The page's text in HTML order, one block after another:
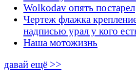
Wolkodav опять постарел
Чертеж флажка
надписью урал у кого
Наша мотожизнь
давай ещё >>